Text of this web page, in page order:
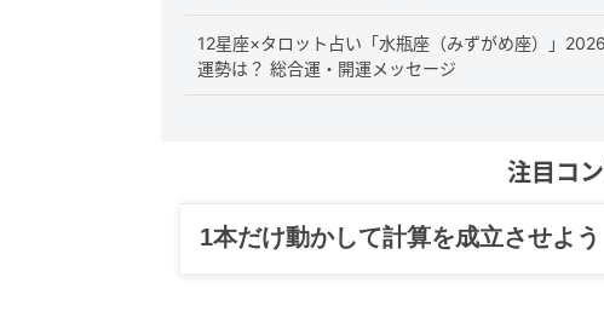
12星座×タロット占い「水瓶座（みずがめ座）」
運勢は？ 総合運・開運メッセージ
注目コ
グルメ、ギャグ、子育て、旅行記